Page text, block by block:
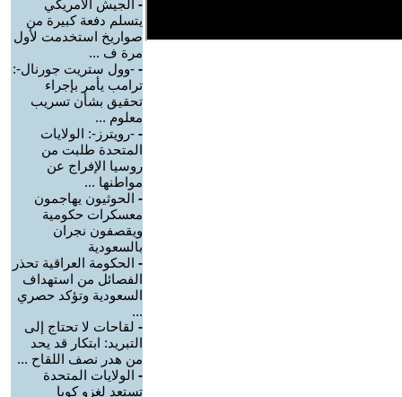
- الجيش الأمريكي
يتسلم دفعة كبيرة من
صواريخ استخدمت لأول
مرة ف ...
- -وول ستريت جورنال-:
ترامب يأمر بإجراء
تحقيق بشأن تسريب
معلوم ...
- -رويترز-: الولايات
المتحدة طلبت من
روسيا الإفراج عن
مواطنها ...
- الحوثيون يهاجمون
معسكرات حكومية
ويقصفون نجران
بالسعودية
- الحكومة العراقية تحذر
الفصائل من استهداف
السعودية وتؤكد حصري
...
- لقاحات لا تحتاج إلى
التبريد: ابتكار قد يحد
من هدر نصف اللقاح ...
- الولايات المتحدة
تستعد لغزو كوبا